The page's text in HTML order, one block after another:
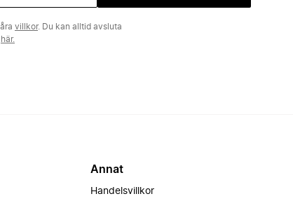
villkor. Du kan alltid avsluta
här.
Annat
Handelsvillkor